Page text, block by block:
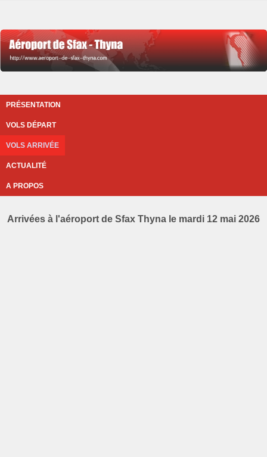
PRÉSENTATION
VOLS DÉPART
VOLS ARRIVÉE
ACTUALITÉ
A PROPOS
Arrivées à l'aéroport de Sfax Thyna le mardi 12 mai 2026